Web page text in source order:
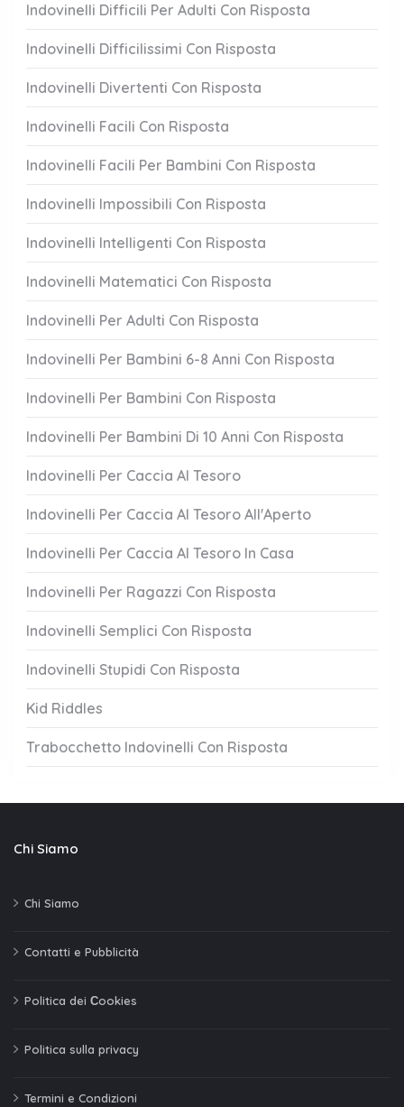
Indovinelli Difficili Per Adulti Con Risposta
Indovinelli Difficilissimi Con Risposta
Indovinelli Divertenti Con Risposta
Indovinelli Facili Con Risposta
Indovinelli Facili Per Bambini Con Risposta
Indovinelli Impossibili Con Risposta
Indovinelli Intelligenti Con Risposta
Indovinelli Matematici Con Risposta
Indovinelli Per Adulti Con Risposta
Indovinelli Per Bambini 6-8 Anni Con Risposta
Indovinelli Per Bambini Con Risposta
Indovinelli Per Bambini Di 10 Anni Con Risposta
Indovinelli Per Caccia Al Tesoro
Indovinelli Per Caccia Al Tesoro All'Aperto
Indovinelli Per Caccia Al Tesoro In Casa
Indovinelli Per Ragazzi Con Risposta
Indovinelli Semplici Con Risposta
Indovinelli Stupidi Con Risposta
Kid Riddles
Trabocchetto Indovinelli Con Risposta
Chi Siamo
Chi Siamo
Contatti e Pubblicità
Politica dei Сookies
Politica sulla privacy
Termini e Condizioni